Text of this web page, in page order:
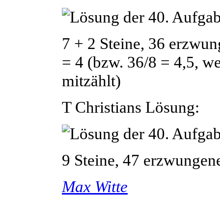
7 + 2 Steine, 36
= 4 (bzw. 36/8 = 4,5,
mitzählt)
T Christians Lösung:
9 Steine, 47
Max Witte